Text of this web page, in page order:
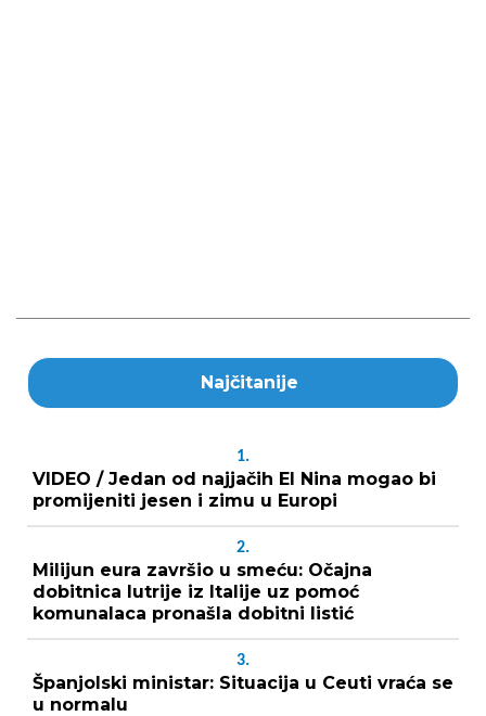
Najčitanije
1.
VIDEO / Jedan od najjačih El Nina mogao bi
promijeniti jesen i zimu u Europi
2.
Milijun eura završio u smeću: Očajna
dobitnica lutrije iz Italije uz pomoć
komunalaca pronašla dobitni listić
3.
Španjolski ministar: Situacija u Ceuti vraća se
u normalu